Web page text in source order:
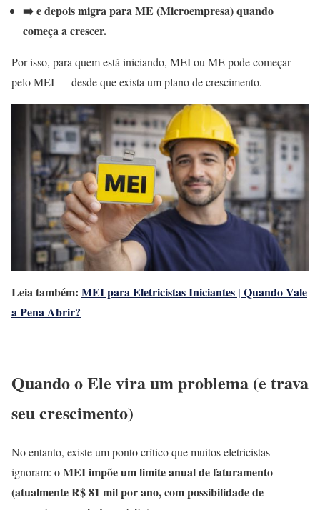
➡️ e depois migra para ME (Microempresa) quando
começa a crescer.
Por isso, para quem está iniciando, MEI ou ME pode começar
pelo MEI — desde que exista um plano de crescimento.
Leia também: MEI para Eletricistas Iniciantes | Quando Vale
a Pena Abrir?
Quando o Ele vira um problema (e trava
seu crescimento)
No entanto, existe um ponto crítico que muitos eletricistas
ignoram: o MEI impõe um limite anual de faturamento
(atualmente R$ 81 mil por ano, com possibilidade de